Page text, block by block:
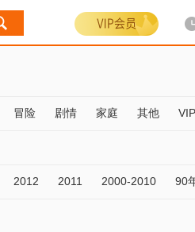
冒险 剧情 家庭 其他 VIP
2012 2011 2000-2010 90